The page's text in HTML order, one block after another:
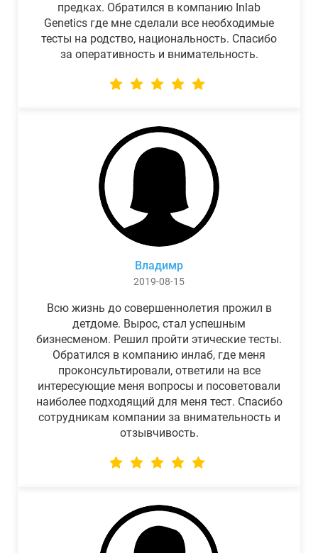
предках. Обратился в компанию Inlab
Genetics где мне сделали все необходимые
тесты на родство, национальность. Спасибо
за оперативность и внимательность.
Владимр
2019-08-15
Всю жизнь до совершеннолетия прожил в
детдоме. Вырос, стал успешным
бизнесменом. Решил пройти этические тесты.
Обратился в компанию инлаб, где меня
проконсультировали, ответили на все
интересующие меня вопросы и посоветовали
наиболее подходящий для меня тест. Спасибо
сотрудникам компании за внимательность и
отзывчивость.